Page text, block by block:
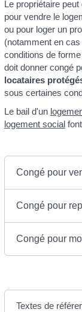
Le propriétaire
pour vendre le
ou pour loger un
(notamment en
conditions de
doit donner congé
locataires
sous certaines
Le bail d'un
logement social
Congé pour
Congé pour
Congé pour
Textes de